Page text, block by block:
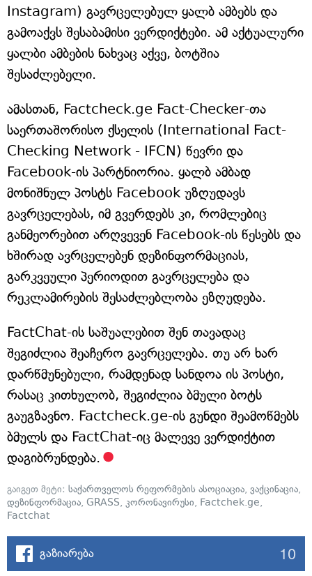
Instagram) გავრცელებულ ყალბ ამბებს და
გამოაქვს შესაბამისი ვერდიქტები. ამ აქტუალური
ყალბი ამბების ნახვაც აქვე, ბოტშია
შესაძლებელი.
ამასთან, Factcheck.ge Fact-Checker-თა
საერთაშორისო ქსელის (International Fact-
Checking Network - IFCN) წევრი და
Facebook-ის პარტნიორია. ყალბ ამბად
მონიშნულ პოსტს Facebook უზღუდავს
გავრცელებას, იმ გვერდებს კი, რომლებიც
განმეორებით არღვევენ Facebook-ის წესებს და
ხშირად ავრცელებენ დეზინფორმაციას,
გარკვეული პერიოდით გავრცელება და
რეკლამირების შესაძლებლობა ეზღუდება.
FactChat-ის საშუალებით შენ თავადაც
შეგიძლია შეაჩერო გავრცელება. თუ არ ხარ
დარწმუნებული, რამდენად სანდოა ის პოსტი,
რასაც კითხულობ, შეგიძლია ბმული ბოტს
გაუგზავნო. Factcheck.ge-ის გუნდი შეამოწმებს
ბმულს და FactChat-იც მალევე ვერდიქტით
დაგიბრუნდება.
გაიგეთ მეტი: საქართველოს რეფორმების ასოციაცია, ვაქცინაცია,
დეზინფორმაცია, GRASS, კორონავირუსი, Factchek.ge,
Factchat
გაზიარება 10